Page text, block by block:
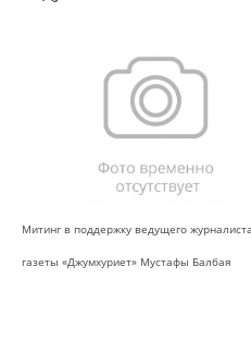
Митинг в поддержку ведущего журналиста
газеты «Джумхуриет» Мустафы Балбая